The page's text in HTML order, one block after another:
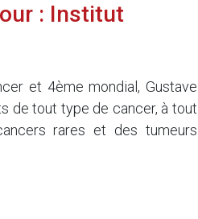
: Institut
et 4ème mondial, Gustave
de tout type de cancer, à tout
rares et des tumeurs